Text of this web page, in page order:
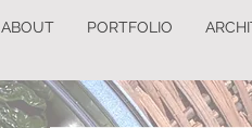
ABOUT PORTFOLIO